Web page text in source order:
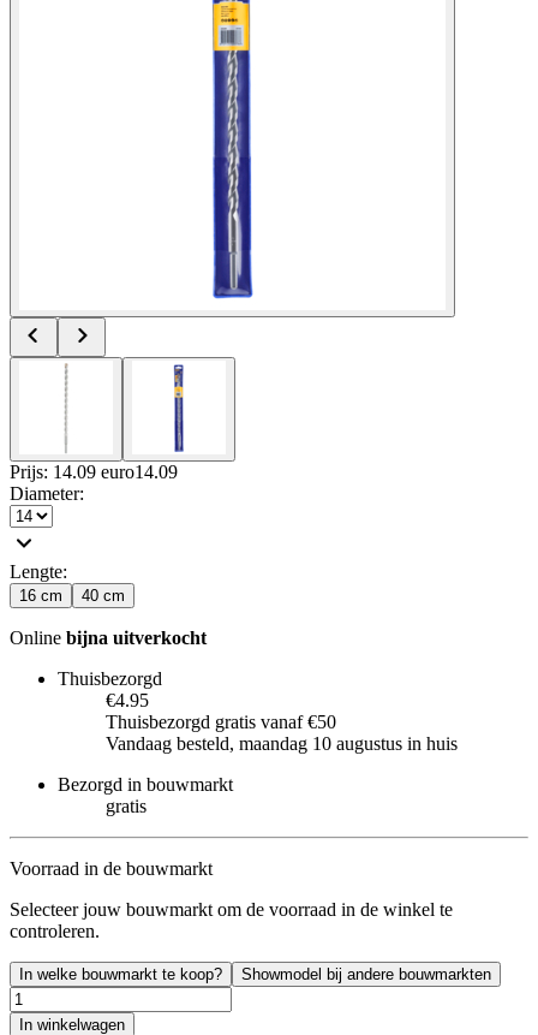
Prijs: 14.09 euro14.09
Diameter:
Lengte:
16 cm 40 cm
Online bijna uitverkocht
Thuisbezorgd
€4.95
Thuisbezorgd gratis vanaf €50
Vandaag besteld, maandag 10 augustus in huis
Bezorgd in bouwmarkt
gratis
Voorraad in de bouwmarkt
Selecteer jouw bouwmarkt om de voorraad in de winkel te
controleren.
In welke bouwmarkt te koop? Showmodel bij andere bouwmarkten
In winkelwagen